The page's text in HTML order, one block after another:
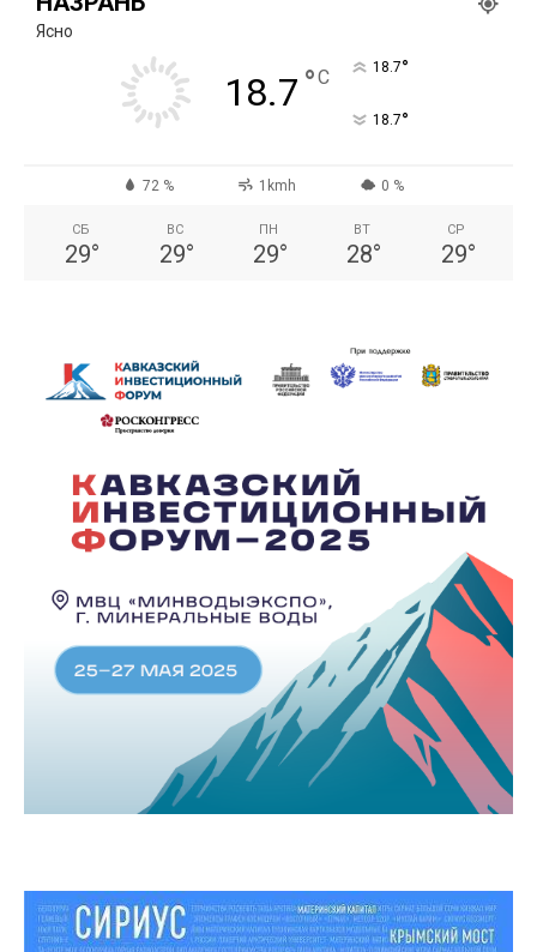
Ясно
18.7 °C 18.7°
18.7°
72 % 1kmh 0 %
СБ
29°
ВС
29°
ПН
29°
ВТ
28°
СР
29°